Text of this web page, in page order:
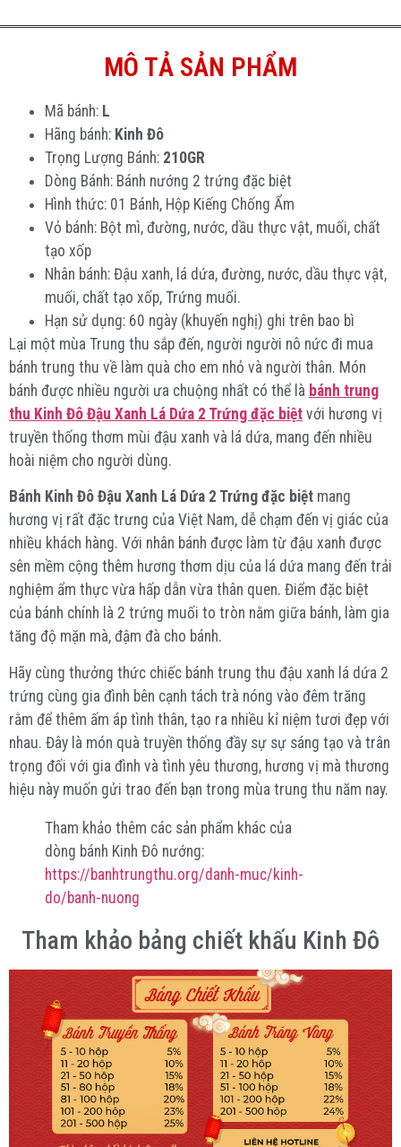
MÔ TẢ SẢN PHẨM
Mã bánh: L
Hãng bánh: Kinh Đô
Trọng Lượng Bánh: 210GR
Dòng Bánh: Bánh nướng 2 trứng đặc biệt
Hình thức: 01 Bánh, Hộp Kiếng Chống Ẩm
Vỏ bánh: Bột mì, đường, nước, dầu thực vật, muối, chất
tạo xốp
Nhân bánh: Đậu xanh, lá dứa, đường, nước, dầu thực vật,
muối, chất tạo xốp, Trứng muối.
Hạn sử dụng: 60 ngày (khuyến nghị) ghi trên bao bì
Lại một mùa Trung thu sắp đến, người người nô nức đi mua
bánh trung thu về làm quà cho em nhỏ và người thân. Món
bánh được nhiều người ưa chuộng nhất có thể là bánh trung
thu Kinh Đô Đậu Xanh Lá Dứa 2 Trứng đặc biệt với hương vị
truyền thống thơm mùi đậu xanh và lá dứa, mang đến nhiều
hoài niệm cho người dùng.
Bánh Kinh Đô Đậu Xanh Lá Dứa 2 Trứng đặc biệt mang
hương vị rất đặc trưng của Việt Nam, dễ chạm đến vị giác của
nhiều khách hàng. Với nhân bánh được làm từ đậu xanh được
sên mềm cộng thêm hương thơm dịu của lá dứa mang đến trải
nghiệm ẩm thực vừa hấp dẫn vừa thân quen. Điểm đặc biệt
của bánh chính là 2 trứng muối to tròn nằm giữa bánh, làm gia
tăng độ mặn mà, đậm đà cho bánh.
Hãy cùng thưởng thức chiếc bánh trung thu đậu xanh lá dứa 2
trứng cùng gia đình bên cạnh tách trà nóng vào đêm trăng
rằm để thêm ấm áp tình thân, tạo ra nhiều kỉ niệm tươi đẹp với
nhau. Đây là món quà truyền thống đầy sự sự sáng tạo và trân
trọng đối với gia đình và tình yêu thương, hương vị mà thương
hiệu này muốn gửi trao đến bạn trong mùa trung thu năm nay.
Tham khảo thêm các sản phẩm khác của
dòng bánh Kinh Đô nướng:
https://banhtrungthu.org/danh-muc/kinh-
do/banh-nuong
Tham khảo bảng chiết khấu Kinh Đô